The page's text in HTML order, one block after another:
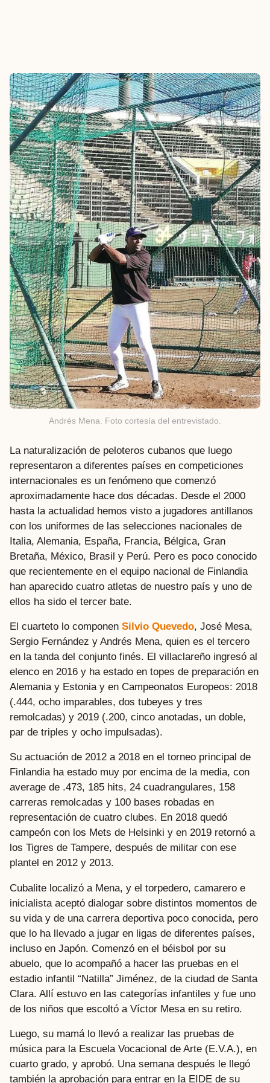
Andrés Mena. Foto cortesía del entrevistado.
La naturalización de peloteros cubanos que luego
representaron a diferentes países en competiciones
internacionales es un fenómeno que comenzó
aproximadamente hace dos décadas. Desde el 2000
hasta la actualidad hemos visto a jugadores antillanos
con los uniformes de las selecciones nacionales de
Italia, Alemania, España, Francia, Bélgica, Gran
Bretaña, México, Brasil y Perú. Pero es poco conocido
que recientemente en el equipo nacional de Finlandia
han aparecido cuatro atletas de nuestro país y uno de
ellos ha sido el tercer bate.
El cuarteto lo componen Silvio Quevedo, José Mesa,
Sergio Fernández y Andrés Mena, quien es el tercero
en la tanda del conjunto finés. El villaclareño ingresó al
elenco en 2016 y ha estado en topes de preparación en
Alemania y Estonia y en Campeonatos Europeos: 2018
(.444, ocho imparables, dos tubeyes y tres
remolcadas) y 2019 (.200, cinco anotadas, un doble,
par de triples y ocho impulsadas).
Su actuación de 2012 a 2018 en el torneo principal de
Finlandia ha estado muy por encima de la media, con
average de .473, 185 hits, 24 cuadrangulares, 158
carreras remolcadas y 100 bases robadas en
representación de cuatro clubes. En 2018 quedó
campeón con los Mets de Helsinki y en 2019 retornó a
los Tigres de Tampere, después de militar con ese
plantel en 2012 y 2013.
Cubalite localizó a Mena, y el torpedero, camarero e
inicialista aceptó dialogar sobre distintos momentos de
su vida y de una carrera deportiva poco conocida, pero
que lo ha llevado a jugar en ligas de diferentes países,
incluso en Japón. Comenzó en el béisbol por su
abuelo, que lo acompañó a hacer las pruebas en el
estadio infantil “Natilla” Jiménez, de la ciudad de Santa
Clara. Allí estuvo en las categorías infantiles y fue uno
de los niños que escoltó a Víctor Mesa en su retiro.
Luego, su mamá lo llevó a realizar las pruebas de
música para la Escuela Vocacional de Arte (E.V.A.), en
cuarto grado, y aprobó. Una semana después le llegó
también la aprobación para entrar en la EIDE de su